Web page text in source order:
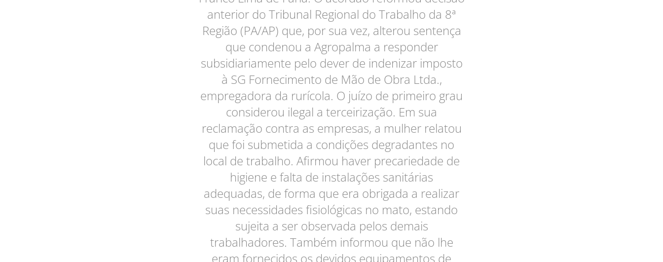
anterior do Tribunal Regional do Trabalho da 8ª
Região (PA/AP) que, por sua vez, alterou sentença
que condenou a Agropalma a responder
subsidiariamente pelo dever de indenizar imposto
à SG Fornecimento de Mão de Obra Ltda.,
empregadora da rurícola. O juízo de primeiro grau
considerou ilegal a terceirização. Em sua
reclamação contra as empresas, a mulher relatou
que foi submetida a condições degradantes no
local de trabalho. Afirmou haver precariedade de
higiene e falta de instalações sanitárias
adequadas, de forma que era obrigada a realizar
suas necessidades fisiológicas no mato, estando
sujeita a ser observada pelos demais
trabalhadores. Também informou que não lhe
eram fornecidos os devidos equipamentos de